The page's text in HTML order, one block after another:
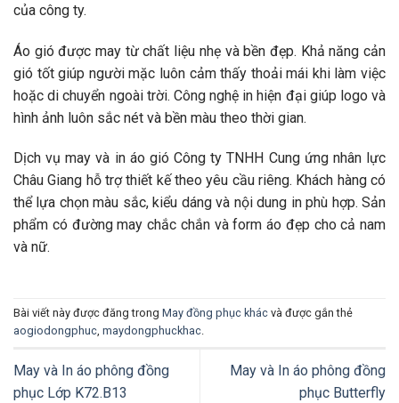
của công ty.
Áo gió được may từ chất liệu nhẹ và bền đẹp. Khả năng cản
gió tốt giúp người mặc luôn cảm thấy thoải mái khi làm việc
hoặc di chuyển ngoài trời. Công nghệ in hiện đại giúp logo và
hình ảnh luôn sắc nét và bền màu theo thời gian.
Dịch vụ may và in áo gió Công ty TNHH Cung ứng nhân lực
Châu Giang hỗ trợ thiết kế theo yêu cầu riêng. Khách hàng có
thể lựa chọn màu sắc, kiểu dáng và nội dung in phù hợp. Sản
phẩm có đường may chắc chắn và form áo đẹp cho cả nam
và nữ.
Bài viết này được đăng trong May đồng phục khác và được gắn thẻ
aogiodongphuc, maydongphuckhac.
May và In áo phông đồng
phục Lớp K72.B13
May và In áo phông đồng
phục Butterfly